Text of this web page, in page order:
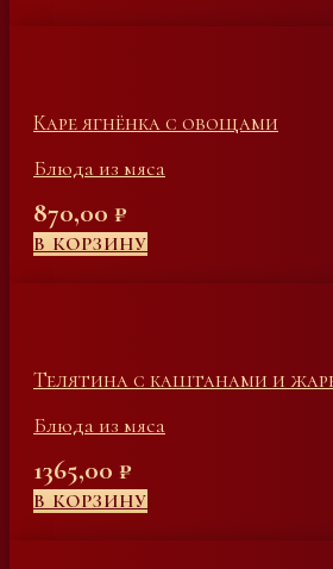
Каре ягнёнка с овощами
Блюда из мяса
870,00 ₽
В КОРЗИНУ
Телятина с каштанами и
Блюда из мяса
1365,00 ₽
В КОРЗИНУ